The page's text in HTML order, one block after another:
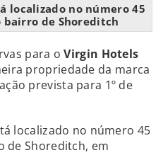
localizado no número 45
bairro de Shoreditch
para oVirgin Hotels
propriedade da marca
prevista para 1º de
localizado no número 45
de Shoreditch, em